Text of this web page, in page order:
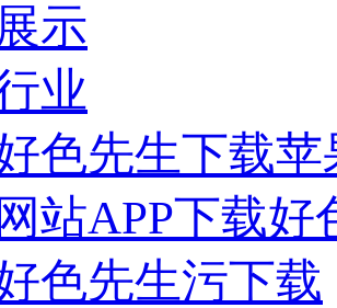
示
业
色先生下载
站APP下载好
色先生污下载